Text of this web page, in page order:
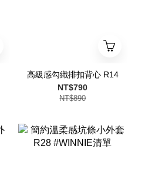
高級感勾織排扣背心 R14
NT$790
NT$890